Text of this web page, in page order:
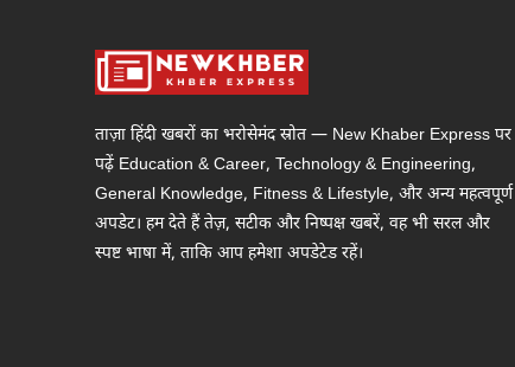
ताज़ा हिंदी खबरों का भरोसेमंद स्रोत — New Khaber Express पर
पढ़ें Education & Career, Technology & Engineering,
General Knowledge, Fitness & Lifestyle, और अन्य महत्वपूर्ण
अपडेट। हम देते हैं तेज़, सटीक और निष्पक्ष खबरें, वह भी सरल और
स्पष्ट भाषा में, ताकि आप हमेशा अपडेटेड रहें।